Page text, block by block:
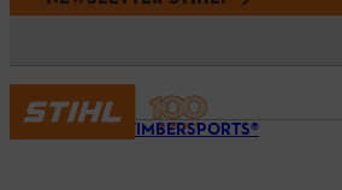
STIHL TIMBERSPORTS®